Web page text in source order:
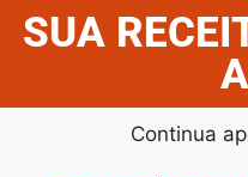
SUA
Continua